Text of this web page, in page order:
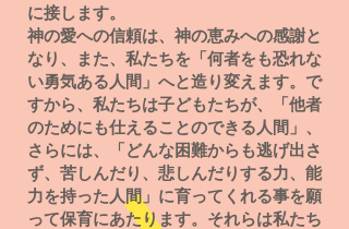
に接します。
神の愛への信頼は、神の恵みへの感謝と
なり、また、私たちを「何者をも恐れな
い勇気ある人間」へと造り変えます。で
すから、私たちは子どもたちが、「他者
のためにも仕えることのできる人間」、
さらには、「どんな困難からも逃げ出さ
ず、苦しんだり、悲しんだりする力、能
力を持った人間」に育ってくれる事を願
って保育にあたります。それらは私たち